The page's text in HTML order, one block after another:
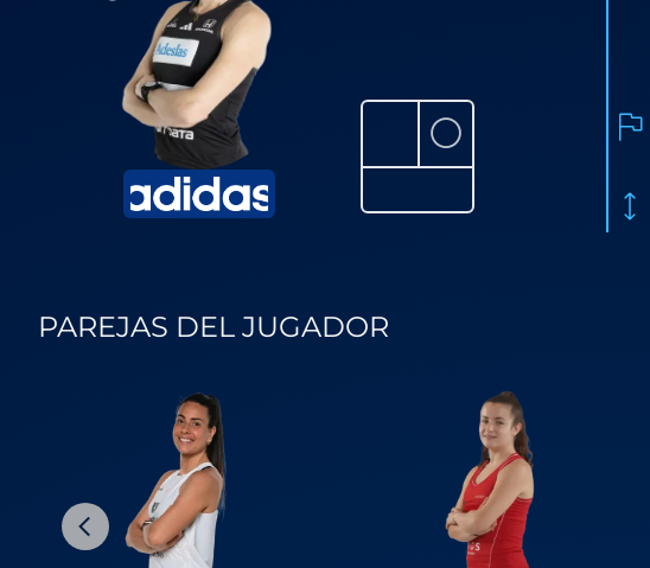
⚪
PAREJAS DEL JUGADOR